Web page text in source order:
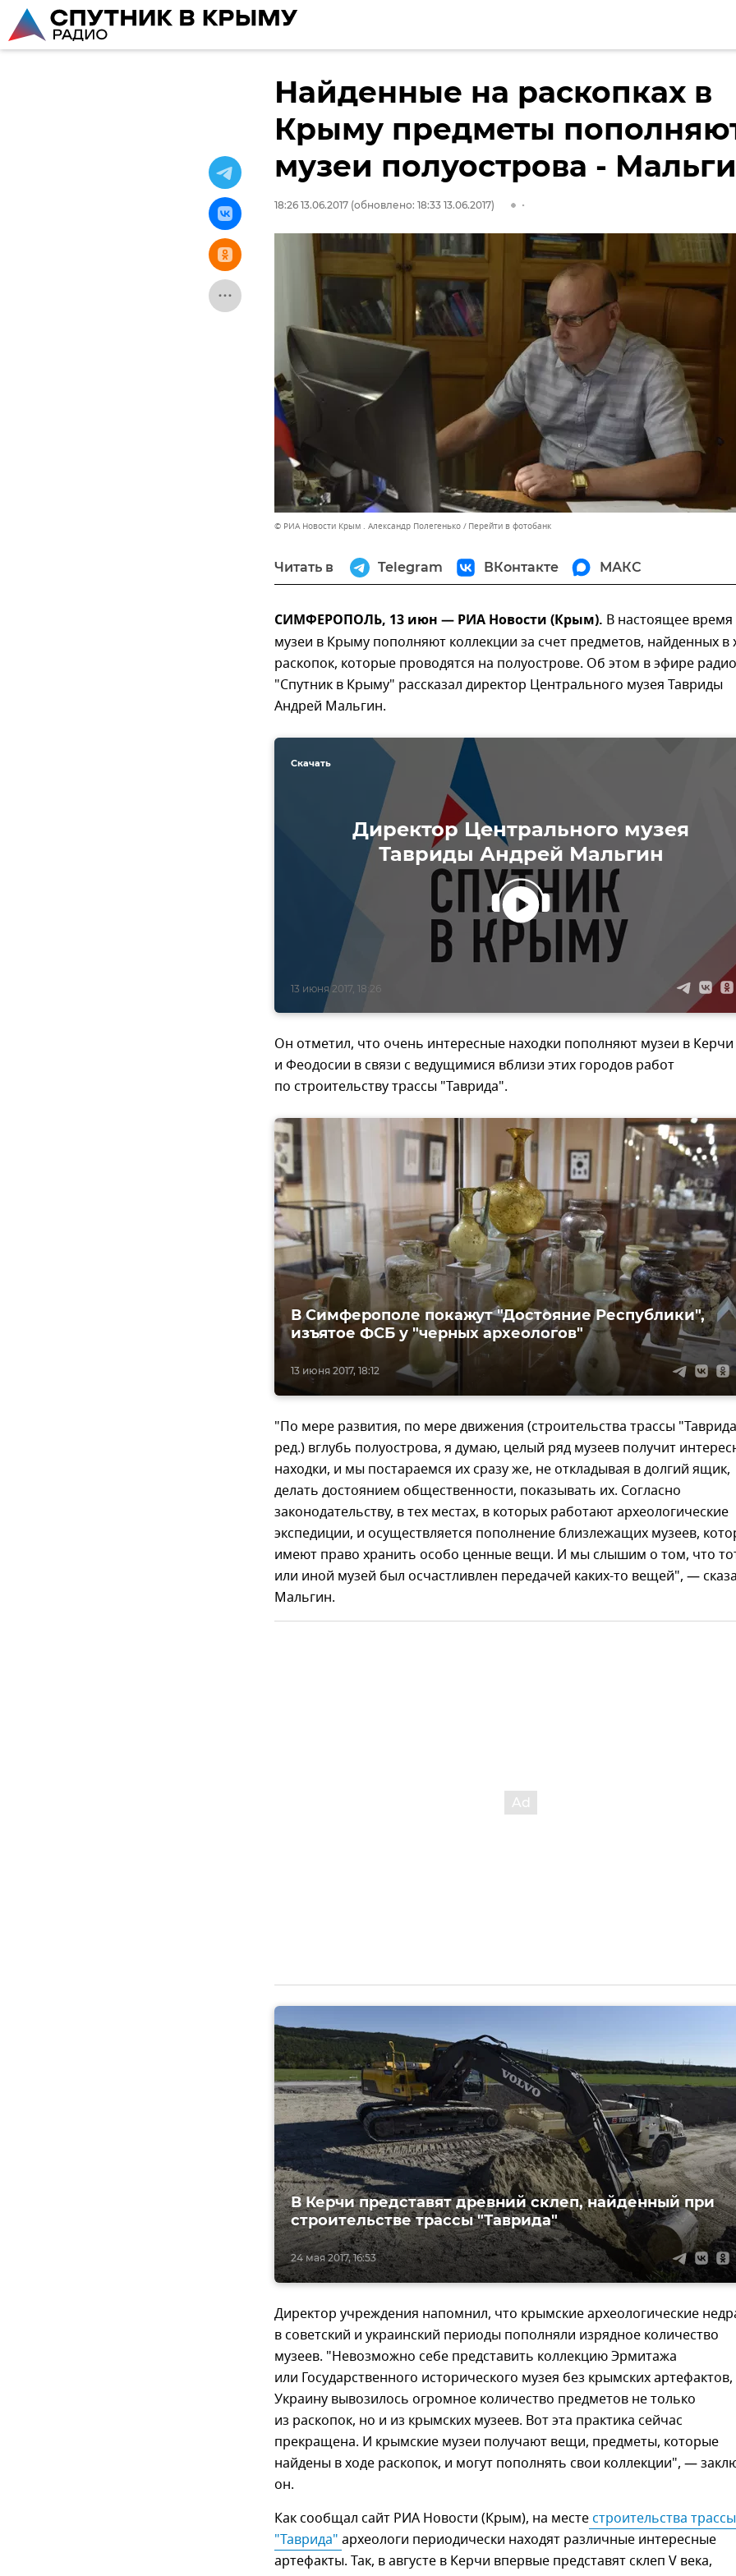
Найденные на раскопках в
Крыму предметы
музеи полуострова -
18:26 13.06.2017 (обновлено: 18:33 13.06.2017)
© РИА Новости Крым . Александр Полегенько Перейти в фотобанк
Читать в Telegram ВКонтакте МАКС
СИМФЕРОПОЛЬ, 13 июн — РИА Новости (Крым). В настоящее время
музеи в Крыму пополняют коллекции за счет предметов, найденных в
раскопок, которые проводятся на полуострове. Об этом в эфире радио
"Спутник в Крыму" рассказал директор Центрального музея Тавриды
Андрей Мальгин.
Директор Центрального музея
Тавриды Андрей Мальгин
13 июня 2017, 18:26
Скачать
Он отметил, что очень интересные находки пополняют музеи в Керчи
и Феодосии в связи с ведущимися вблизи этих городов работ
по строительству трассы "Таврида".
13 июня 2017, 18:12
В Симферополе покажут "Достояние Республики",
изъятое ФСБ у "черных археологов"
"По мере развития, по мере движения (строительства трассы
ред.) вглубь полуострова, я думаю, целый ряд музеев получит
находки, и мы постараемся их сразу же, не откладывая в долгий ящик,
делать достоянием общественности, показывать их. Согласно
законодательству, в тех местах, в которых работают археологические
экспедиции, и осуществляется пополнение близлежащих музеев,
имеют право хранить особо ценные вещи. И мы слышим о том, что
или иной музей был осчастливлен передачей каких-то вещей", —
Мальгин.
24 мая 2017, 16:53
В Керчи представят древний склеп, найденный при
строительстве трассы "Таврида"
Директор учреждения напомнил, что крымские археологические
в советский и украинский периоды пополняли изрядное количество
музеев. "Невозможно себе представить коллекцию Эрмитажа
или Государственного исторического музея без крымских
Украину вывозилось огромное количество предметов не только
из раскопок, но и из крымских музеев. Вот эта практика сейчас
прекращена. И крымские музеи получают вещи, предметы, которые
найдены в ходе раскопок, и могут пополнять свои коллекции", —
он.
Как сообщал сайт РИА Новости (Крым), на месте строительства трассы
"Таврида" археологи периодически находят различные интересные
артефакты. Так, в августе в Керчи впервые представят склеп V века,